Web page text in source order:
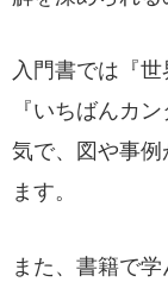
入門書では『
『いちばんカ
気で、図や事
ます。
また、書籍で